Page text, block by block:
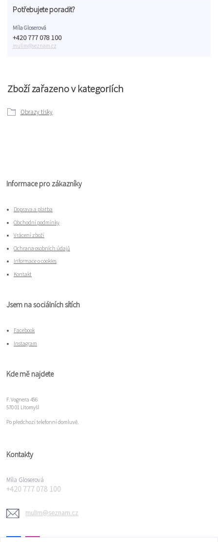
Zboží zařazeno v kategoriích
Obrazy tisky
Potřebujete poradit?
Míla Gloserová
+420 777 078 100
mulim@seznam.cz
Informace pro zákazníky
Doprava a platba
Obchodní podmínky
Vrácení zboží
Ochrana osobních údajů
Informace o cookies
Kontakt
Jsem na sociálních sítích
Facebook
Instagram
Kde mě najdete
F. Vognera 456
570 01 Litomyšl
Po předchozí telefonní domluvě.
Kontakty
Míla Gloserová
+420 777 078 100
mulim@seznam.cz